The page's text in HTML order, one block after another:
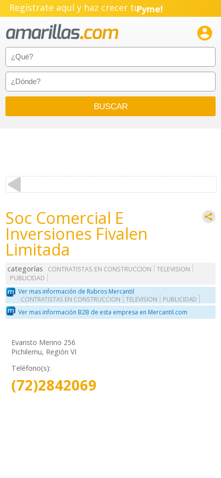
Regístrate aquí y haz crecer tuPyme!
Emprendimiento!

Soc Comercial E
Inversiones Fivalen
Limitada
categorías CONTRATISTAS EN CONSTRUCCION
TELEVISION
PUBLICIDAD
Ver mas información de Rubros Mercantil
CONTRATISTAS EN CONSTRUCCION TELEVISION PUBLICIDAD
Ver mas información B2B de esta empresa en Mercantil.com
Evaristo Merino 256
Pichilemu, Región VI
Teléfono(s):
(72)2842069